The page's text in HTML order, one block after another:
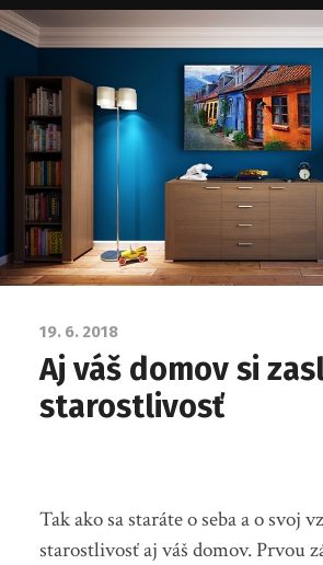
19. 6. 2018
Aj váš domov si
starostlivosť
Tak ako sa staráte o seba a o svoj
starostlivosť aj váš domov. Prvou